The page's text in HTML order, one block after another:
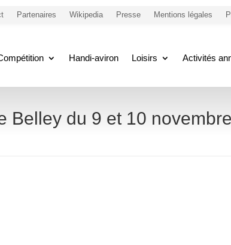
Partenaires Wikipedia Presse Mentions légales
Handi-aviron Loisirs Activités
Belley du 9 et 10